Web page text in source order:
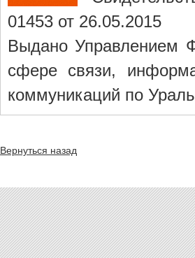
01453 от 26.05.2015
Выдано Управлением
сфере связи,
коммуникаций по
Вернуться назад